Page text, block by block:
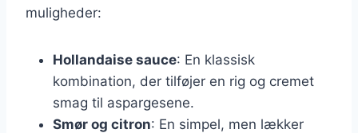
muligheder:
Hollandaise sauce: En klassisk
kombination, der tilføjer en rig og cremet
smag til aspargesene.
Smør og citron: En simpel, men lækker